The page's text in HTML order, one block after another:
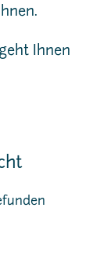
Ihnen